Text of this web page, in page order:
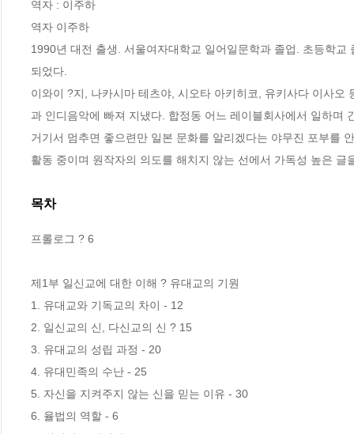
역자 : 이주하
역자 이주하
1990년 대전 출생. 서울여자대학교 일어일문학과 졸업. 초등학교
되었다.
이와이 ?지, 나카시마 테츠야, 시오타 아키히코, 유키사다 이사
과 인디음악에 빠져 지냈다. 합정동 어느 레이블회사에서 일하며
거기서 멈추면 좋으련만 일본 문화를 알리겠다는 야무진 포부를
활동 중이며 원작자의 의도를 해치지 않는 선에서 가독성 높은 글
목차
프롤로그 ? 6
제1부 일신교에 대한 이해 ? 유대교의 기원
1. 유대교와 기독교의 차이 - 12
2. 일신교의 신, 다신교의 신 ? 15
3. 유대교의 성립 과정 - 20
4. 유대민족의 수난 - 25
5. 자신을 지켜주지 않는 신을 믿는 이유 - 30
6. 율법의 역할 - 6